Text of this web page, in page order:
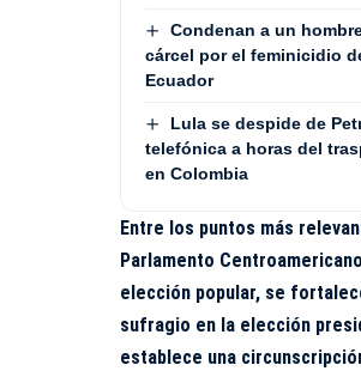
Condenan a un
cárcel por el feminicidio
Ecuador
Lula se despide de
telefónica a horas del
en Colombia
Entre los puntos más
Parlamento
elección popular, se
sufragio en la elección
establece una